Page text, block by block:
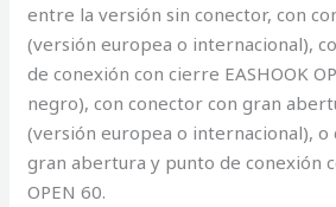
entre la versión sin conector, con
(versión europea o internacional),
de conexión con cierre EASHOOK
negro), con conector con gran
(versión europea o internacional), o
gran abertura y punto de conexión
OPEN 60.